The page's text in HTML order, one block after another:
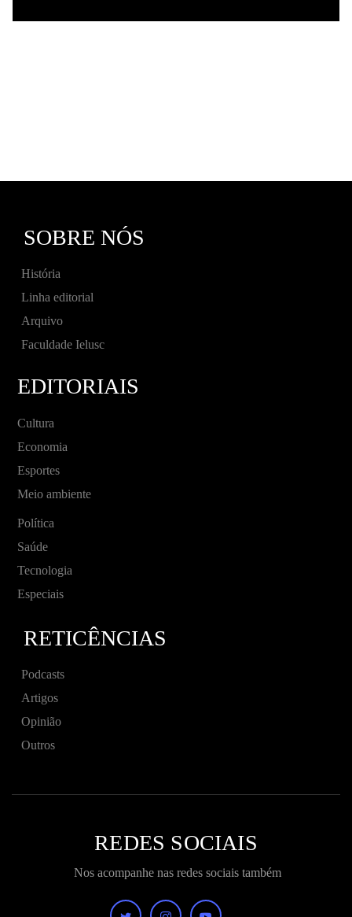
SOBRE NÓS
História
Linha editorial
Arquivo
Faculdade Ielusc
EDITORIAIS
Cultura
Economia
Esportes
Meio ambiente
Política
Saúde
Tecnologia
Especiais
RETICÊNCIAS
Podcasts
Artigos
Opinião
Outros
REDES SOCIAIS
Nos acompanhe nas redes sociais também